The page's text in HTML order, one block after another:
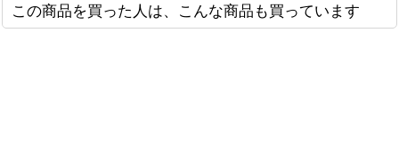
この商品を買った人は、こんな商品も買っています